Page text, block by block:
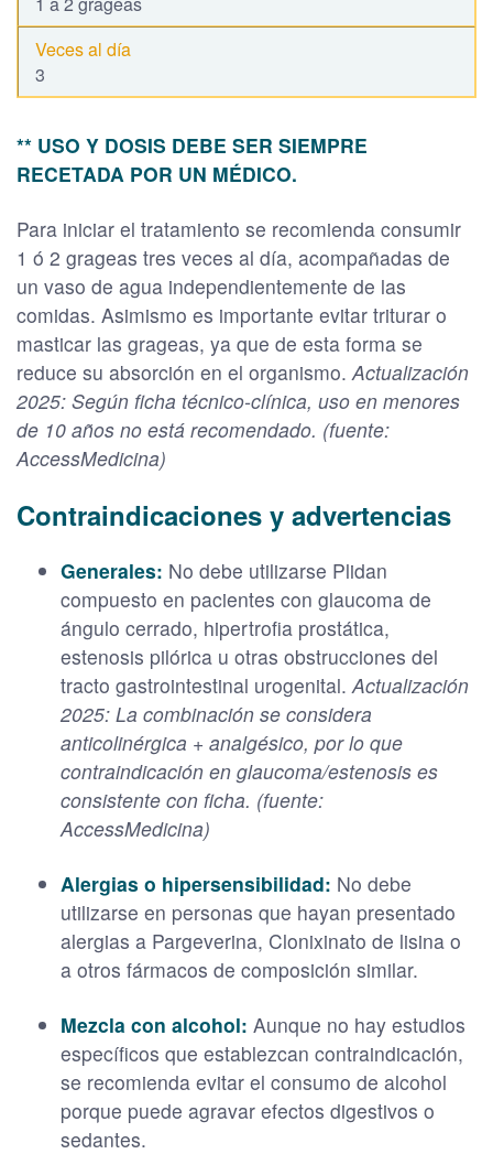
3
** USO Y DOSIS DEBE SER SIEMPRE
RECETADA POR UN MÉDICO.
Para iniciar el tratamiento se recomienda consumir
1 ó 2 grageas tres veces al día, acompañadas de
un vaso de agua independientemente de las
comidas. Asimismo es importante evitar triturar o
masticar las grageas, ya que de esta forma se
reduce su absorción en el organismo. Actualización
2025: Según ficha técnico-clínica, uso en menores
de 10 años no está recomendado. (fuente:
AccessMedicina)
Contraindicaciones y advertencias
Generales: No debe utilizarse Plidan
compuesto en pacientes con glaucoma de
ángulo cerrado, hipertrofia prostática,
estenosis pilórica u otras obstrucciones del
tracto gastrointestinal urogenital. Actualización
2025: La combinación se considera
anticolinérgica + analgésico, por lo que
contraindicación en glaucoma/estenosis es
consistente con ficha. (fuente:
AccessMedicina)
Alergias o hipersensibilidad: No debe
utilizarse en personas que hayan presentado
alergias a Pargeverina, Clonixinato de lisina o
a otros fármacos de composición similar.
Mezcla con alcohol: Aunque no hay estudios
específicos que establezcan contraindicación,
se recomienda evitar el consumo de alcohol
porque puede agravar efectos digestivos o
sedantes.